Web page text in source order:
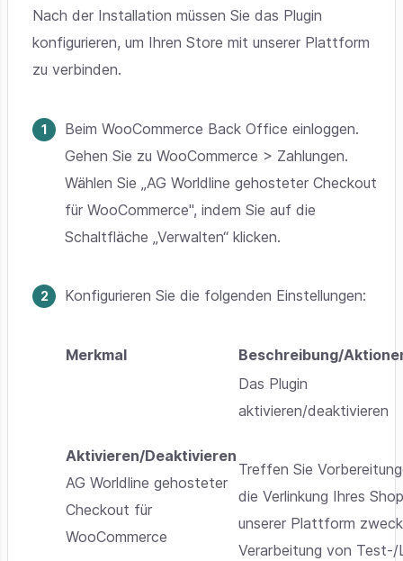
Nach der Installation müssen Sie das Plugin
konfigurieren, um Ihren Store mit unserer Plattform
zu verbinden.
Beim WooCommerce Back Office einloggen.
Gehen Sie zu WooCommerce > Zahlungen.
Wählen Sie „AG Worldline gehosteter Checkout
für WooCommerce", indem Sie auf die
Schaltfläche „Verwalten“ klicken.
Konfigurieren Sie die folgenden Einstellungen:
Merkmal Beschreibung/
Aktivieren/Deaktivieren
AG Worldline gehosteter
Checkout für
WooCommerce
Das Plugin
aktivieren/deaktivieren
Treffen Sie
die Verlinkung Ihres
unserer Plattform
Verarbeitung von Test-/